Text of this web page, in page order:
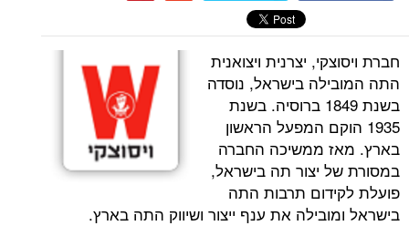
חברת ויסוצקי, יצרנית ויצואנית
התה המובילה בישראל, נוסדה
בשנת 1849 ברוסיה. בשנת
1935 הוקם המפעל הראשון
בארץ. מאז ממשיכה החברה
במסורת של יצור תה בישראל,
פועלת לקידום תרבות התה
בישראל ומובילה את ענף ייצור ושיווק התה בארץ.